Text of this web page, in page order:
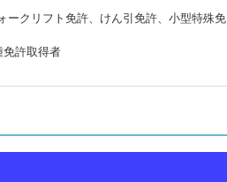
ークリフト免許、けん引免許、小型特殊免
免許取得者